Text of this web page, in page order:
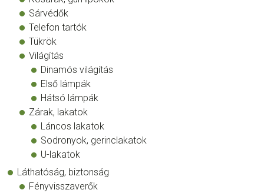
Sárvédők
Telefon tartók
Tükrök
Világítás
Dinamós világítás
Első lámpák
Hátsó lámpák
Zárak, lakatok
Láncos lakatok
Sodronyok, gerinclakatok
U-lakatok
Láthatóság, biztonság
Fényvisszaverők